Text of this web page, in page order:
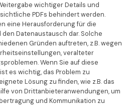
wichtiger Details und
PDFs behindert werden.
eine Herausforderung für die
Datenaustausch dar. Solche
Gründen auftreten, z.B. wegen
veralteter
Wenn Sie auf diese
es wichtig, das Problem zu
Lösung zu finden, wie z.B. das
von Drittanbieteranwendungen, um
und Kommunikation zu